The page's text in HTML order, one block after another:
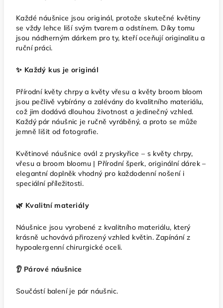
Každé náušnice jsou originál, protože skutečné květiny
se vždy lehce liší svým tvarem a odstínem. Díky tomu
jsou nádherným dárkem pro ty, kteří oceňují originalitu a
ruční práci.
✨ Každý kus je originál
Přírodní květy chrpy a květy vřesu a květy broom bloom
jsou pečlivě vybírány a zalévány do kvalitního materiálu,
což jim dodává dlouhou životnost a jedinečný vzhled.
Každý pár náušnic je ručně vyráběný, a proto se může
jemně lišit od fotografie.
Květinové náušnice ovál z pryskyřice – s květy chrpy,
vřesu a broom bloomu | Přírodní šperk, originální dárek –
elegantní doplněk vhodný pro každodenní nošení i
speciální příležitosti.
🌿 Kvalitní materiály
Náušnice jsou vyrobené z kvalitního materiálu, který
krásně uchovává přirozený vzhled květin. Zapínání z
hypoalergenní chirurgické oceli.
👂 Párové náušnice
Součástí balení je pár náušnic.